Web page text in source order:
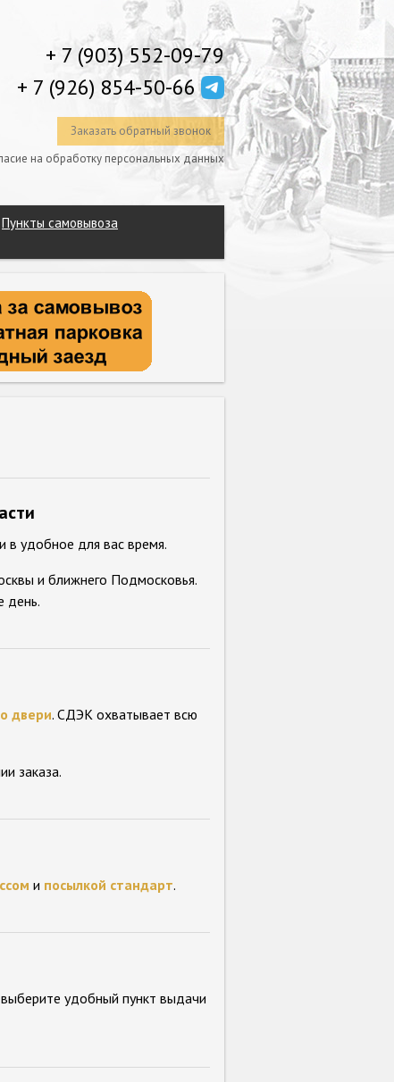
+ 7 (903) 552-09-79
+ 7 (926) 854-50-66
Заказать обратный звонок
на обработку персональных данных
Пункты самовывоза
в удобное для вас время.
и ближнего Подмосковья.
день.
двери. СДЭК охватывает всю
заказа.
и посылкой стандарт.
удобный пункт выдачи